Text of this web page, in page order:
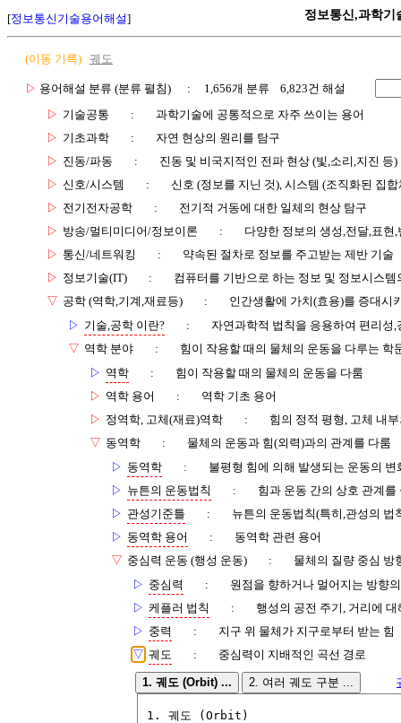
[정보통신기술용어해설] 정보통신,과학기
(이동 기록) 궤도
▷ 용어해설 분류 (분류 펼침)
: 1,656개 분류 6,823건 해설
▷ 기술공통 :
과학기술에 공통적으로 자주 쓰이는 용어
▷ 기초과학 :
자연 현상의 원리를 탐구
▷ 진동/파동 :
진동 및 비국지적인 전파 현상 (빛,소리,지진 등)
▷ 신호/시스템 :
신호 (정보를 지닌 것), 시스템 (조직화된 집합
▷ 전기전자공학 :
전기적 거동에 대한 일체의 현상 탐구
▷ 방송/멀티미디어/정보이론 :
다양한 정보의 생성,전달,표현
▷ 통신/네트워킹 :
약속된 절차로 정보를 주고받는 제반 기술
▷ 정보기술(IT) :
컴퓨터를 기반으로 하는 정보 및 정보시스템
▽ 공학 (역학,기계,재료등) :
인간생활에 가치(효용)를 증대시
▷ 기술,공학 이란? :
자연과학적 법칙을 응용하여 편리성,
▽ 역학 분야 :
힘이 작용할 때의 물체의 운동을 다루는 학
▷ 역학 :
힘이 작용할 때의 물체의 운동을 다룸
▷ 역학 용어 :
역학 기초 용어
▷ 정역학, 고체(재료)역학 :
힘의 정적 평형, 고체 내
▽ 동역학 :
물체의 운동과 힘(외력)과의 관계를 다룸
▷ 동역학 :
불평형 힘에 의해 발생되는 운동의 변
▷ 뉴튼의 운동법칙 :
힘과 운동 간의 상호 관계를
▷ 관성기준틀 :
뉴튼의 운동법칙(특히,관성의 법
▷ 동역학 용어 :
동역학 관련 용어
▽ 중심력 운동 (행성 운동) :
물체의 질량 중심 방
▷ 중심력 :
원점을 향하거나 멀어지는 방향
▷ 케플러 법칙 :
행성의 공전 주기, 거리에
▷ 중력 :
지구 위 물체가 지구로부터 받는 힘
▽ 궤도 : 중심력이 지배적인 곡선 경로
1. 궤도 (Orbit) ... 2. 여러 궤도 구분 ...
1. 궤도 (Orbit)